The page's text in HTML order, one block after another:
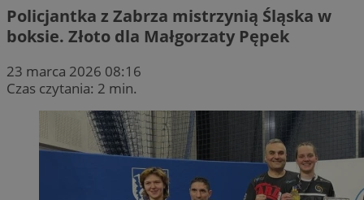
Policjantka z Zabrza mistrzynią Śląska w
boksie. Złoto dla Małgorzaty Pępek
23 marca 2026 08:16
Czas czytania: 2 min.